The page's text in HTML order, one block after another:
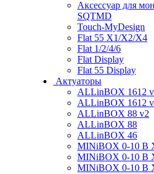
Аксессуар для
SQTMD
Touch-MyDesign
Flat 55 X1/X2/X4
Flat 1/2/4/6
Flat Display
Flat 55 Display
Актуаторы
ALLinBOX 1612
ALLinBOX 1612
ALLinBOX 88 v2
ALLinBOX 88
ALLinBOX 46
MINiBOX 0-10 В
MINiBOX 0-10 В
MINiBOX 0-10 В